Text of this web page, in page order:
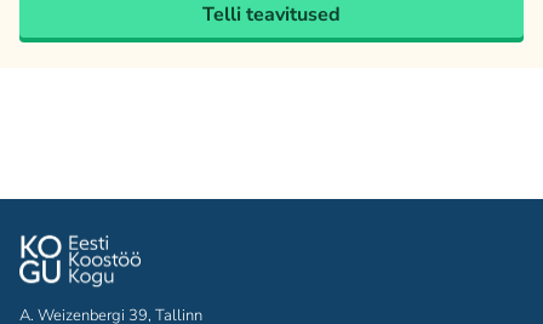
Telli teavitused
A. Weizenbergi 39, Tallinn